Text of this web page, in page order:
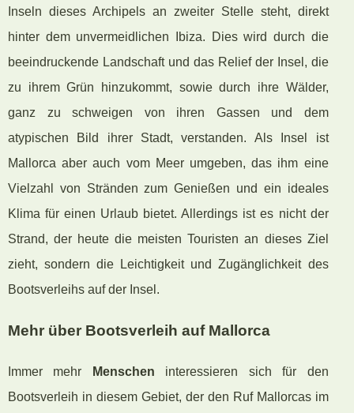
Inseln dieses Archipels an zweiter Stelle steht, direkt
hinter dem unvermeidlichen Ibiza. Dies wird durch die
beeindruckende Landschaft und das Relief der Insel, die
zu ihrem Grün hinzukommt, sowie durch ihre Wälder,
ganz zu schweigen von ihren Gassen und dem
atypischen Bild ihrer Stadt, verstanden. Als Insel ist
Mallorca aber auch vom Meer umgeben, das ihm eine
Vielzahl von Stränden zum Genießen und ein ideales
Klima für einen Urlaub bietet. Allerdings ist es nicht der
Strand, der heute die meisten Touristen an dieses Ziel
zieht, sondern die Leichtigkeit und Zugänglichkeit des
Bootsverleihs auf der Insel.
Mehr über Bootsverleih auf Mallorca
Immer mehr Menschen interessieren sich für den
Bootsverleih in diesem Gebiet, der den Ruf Mallorcas im